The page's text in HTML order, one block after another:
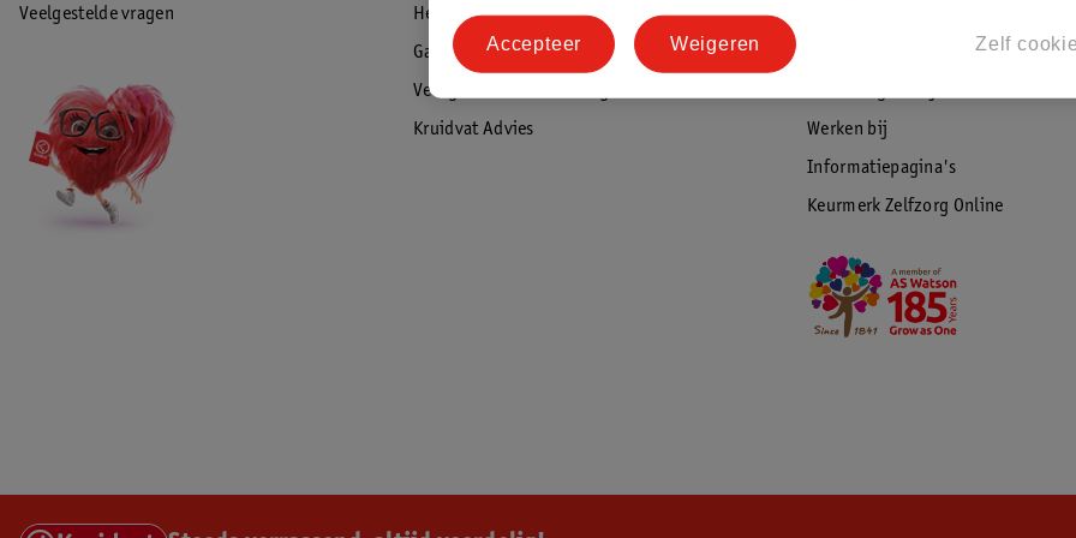
Veelgestelde vragen
Herroepen & retourneren
Garantie
Veiligheidswaarschuwingen
Kruidvat Advies
Werken bij
Informatiepagina's
Keurmerk Zelfzorg Online
Zelf
Weigeren
Accepteer